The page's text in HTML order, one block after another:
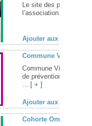
Le site des projets de
l’association AIDES.
Ajouter aux favoris
Commune Vision,
Commune Vision est
de prévention et pour
... [ + ]
Ajouter aux favoris
Cohorte Omega